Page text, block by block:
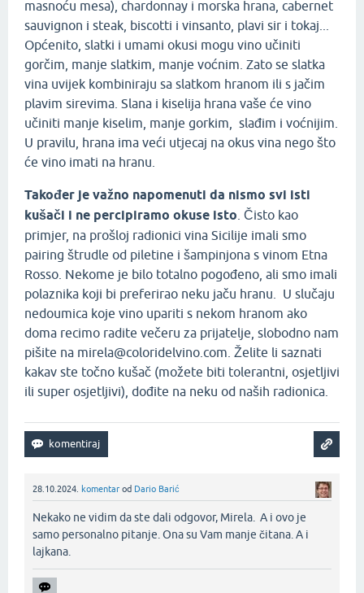
masnoću mesa), chardonnay i morska hrana, cabernet
sauvignon i steak, biscotti i vinsanto, plavi sir i tokaj...
Općenito, slatki i umami okusi mogu vino učiniti
gorčim, manje slatkim, manje voćnim. Zato se slatka
vina uvijek kombiniraju sa slatkom hranom ili s jačim
plavim sirevima. Slana i kiselija hrana vaše će vino
učiniti manje kiselim, manje gorkim, slađim i voćnijim.
U pravilu, hrana ima veći utjecaj na okus vina nego što
će vino imati na hranu.
Također je važno napomenuti da nismo svi isti
kušači i ne percipiramo okuse isto . Čisto kao
primjer, na prošloj radionici vina Sicilije imali smo
pairing štrudle od piletine i šampinjona s vinom Etna
Rosso. Nekome je bilo totalno pogođeno, ali smo imali
polaznika koji bi preferirao neku jaču hranu. U slučaju
nedoumica koje vino upariti s nekom hranom ako
doma recimo radite večeru za prijatelje, slobodno nam
pišite na mirela@coloridelvino.com. Želite li saznati
kakav ste točno kušač (možete biti tolerantni, osjetljivi
ili super osjetljivi), dođite na neku od naših radionica.
28.10.2024. komentar od Dario Barić
Nekako ne vidim da ste dali odgovor, Mirela. A i ovo je
samo personalno pitanje. Ona su Vam manje čitana. A i
lajkana.‌